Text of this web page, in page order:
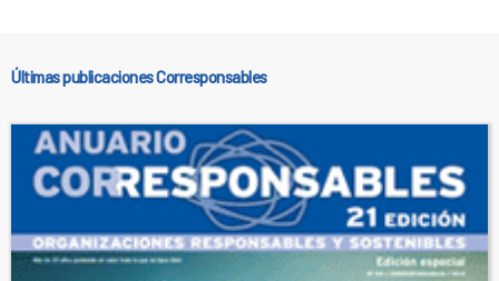
Últimas publicaciones Corresponsables